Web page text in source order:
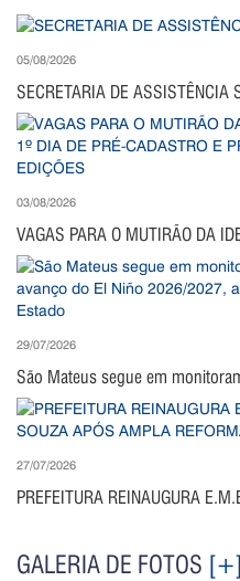
05/08/2026
SECRETARIA DE ASSISTÊNCIA
03/08/2026
VAGAS PARA O MUTIRÃO DA
29/07/2026
São Mateus segue em
27/07/2026
PREFEITURA REINAUGURA
GALERIA DE FOTOS [+]